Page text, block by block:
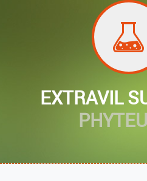
EXTRAVIL